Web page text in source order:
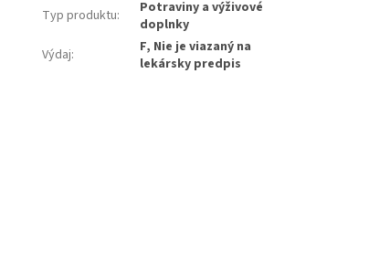
Typ produktu:
Potraviny a výživové
doplnky
Výdaj:
F, Nie je viazaný na
lekársky predpis